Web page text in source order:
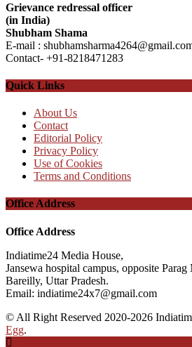
Grievance redressal officer
(in India)
Shubham Shama
E-mail :
Contact- +91-8218471283
Quick Links
About Us
Contact
Editorial Policy
Privacy Policy
Use of Cookies
Terms and Conditions
Office Address
Office Address
Indiatime24 Media House,
Jansewa hospital campus, opposite
Bareilly, Uttar Pradesh.
Email: indiatime24x7@gmail.com
© All Right Reserved 2020-2026
Egg.